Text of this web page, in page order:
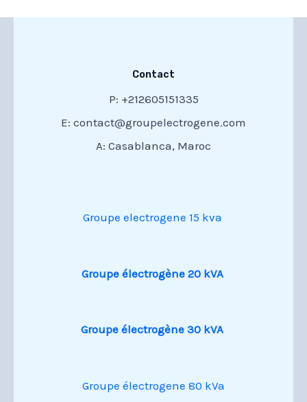
Contact
P: +212605151335
E: contact@groupelectrogene.com
A: Casablanca, Maroc
Groupe electrogene 15 kva
Groupe électrogène 20 kVA
Groupe électrogène 30 kVA
Groupe électrogene 80 kVa